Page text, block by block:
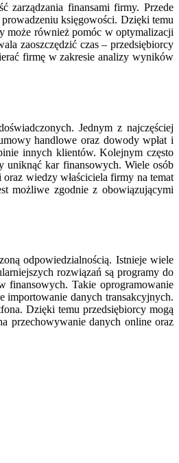
zarządzania finansami firmy. Przede
księgowości. Dzięki temu
może również pomóc w optymalizacji
zaoszczędzić czas – przedsiębiorcy
firmę w zakresie analizy wyników
Jednym z najczęściej
handlowe oraz dowody wpłat i
innych klientów. Kolejnym często
uniknąć kar finansowych. Wiele osób
wiedzy właściciela firmy na temat
możliwe zgodnie z obowiązującymi
odpowiedzialnością. Istnieje wiele
rozwiązań są programy do
finansowych. Takie oprogramowanie
importowanie danych transakcyjnych.
Dzięki temu przedsiębiorcy mogą
przechowywanie danych online oraz